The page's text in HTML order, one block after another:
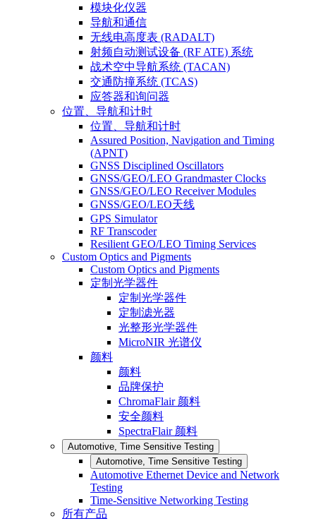
模块化仪器
导航和通信
无线电高度表 (RADALT)
射频自动测试设备 (RF ATE) 系统
战术空中导航系统 (TACAN)
交通防撞系统 (TCAS)
应答器和询问器
位置、导航和计时
位置、导航和计时
Assured Position, Navigation and Timing
(APNT)
GNSS Disciplined Oscillators
GNSS/GEO/LEO Grandmaster Clocks
GNSS/GEO/LEO Receiver Modules
GNSS/GEO/LEO天线
GPS Simulator
RF Transcoder
Resilient GEO/LEO Timing Services
Custom Optics and Pigments
Custom Optics and Pigments
定制光学器件
定制光学器件
定制滤光器
光整形光学器件
MicroNIR 光谱仪
颜料
颜料
品牌保护
ChromaFlair 颜料
安全颜料
SpectraFlair 颜料
Automotive, Time Sensitive Testing
Automotive, Time Sensitive Testing
Automotive Ethernet Device and Network
Testing
Time-Sensitive Networking Testing
所有产品